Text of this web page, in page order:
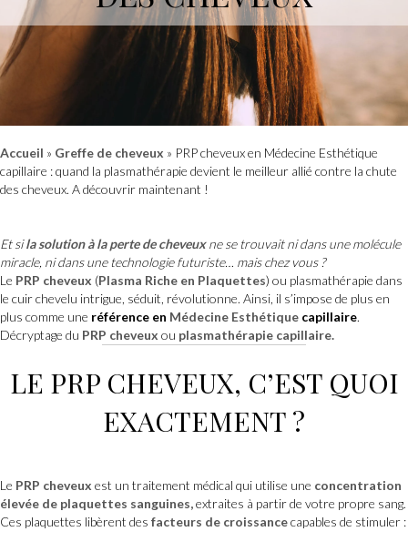
Accueil » Greffe de cheveux » PRP cheveux en Médecine Esthétique
capillaire : quand la plasmathérapie devient le meilleur allié contre la chute
des cheveux. A découvrir maintenant !
Et sila solution à la perte de cheveuxne se trouvait ni dans une molécule
miracle, ni dans une technologie futuriste… mais chez vous ?
Le PRP cheveux (Plasma Riche en Plaquettes) ou plasmathérapie dans
le cuir chevelu intrigue, séduit, révolutionne. Ainsi, il s’impose de plus en
plus comme une référence en Médecine Esthétique capillaire.
Décryptage du PRP cheveux ou plasmathérapie capillaire.
LE PRP CHEVEUX, C’EST QUOI
EXACTEMENT ?
Le PRP cheveux est un traitement médical qui utilise une concentration
élevée de plaquettes sanguines,extraites à partir de votre propre sang.
Ces plaquettes libèrent des facteurs de croissancecapables de stimuler :